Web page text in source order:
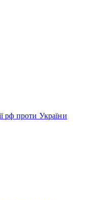
рф проти України